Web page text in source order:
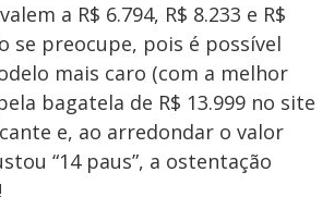
a R$ 6.794, R$ 8.233 e R$
se preocupe, pois é possível
mais caro (com a melhor
bagatela de R$ 13.999 no site
e, ao arredondar o valor
“14 paus”, a ostentação